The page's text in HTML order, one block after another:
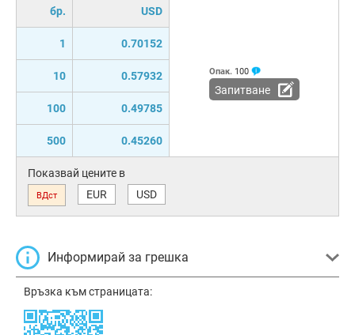
бр. USD
1 0.70152
10 0.57932
100 0.49785
500 0.45260
Опак. 100
Запитване
Показвай цените в
ВДст EUR USD
Информирай за грешка
Връзка към страницата: